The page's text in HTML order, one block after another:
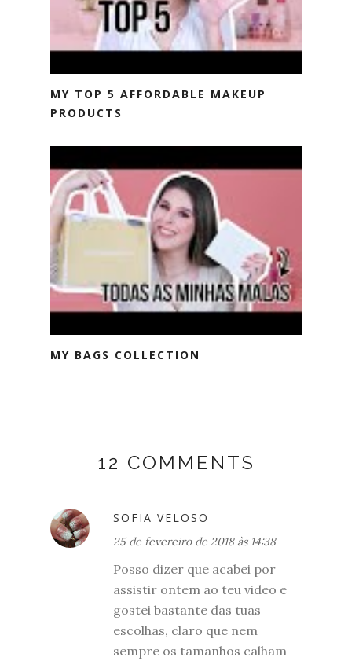
MY TOP 5 AFFORDABLE MAKEUP
PRODUCTS
MY BAGS COLLECTION
12 COMMENTS
SOFIA VELOSO
25 de fevereiro de 2018 às 14:38
Posso dizer que acabei por
assistir ontem ao teu video e
gostei bastante das tuas
escolhas, claro que nem
sempre os tamanhos calham